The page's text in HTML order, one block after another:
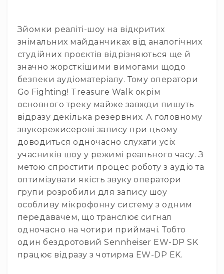
Прилади
LED
мультиспектральні
Прилади
LED
мултичіпові
Прилади
з
газоразрядною
лампою
Прилади
лазерні
Прилади
цифрові
Статичне
світло
Прилади
LED
Прилади
LED
Зйомки реаліті-шоу на відкритих
знімальних майданчиках від аналогічних
студійних проєктів відрізняються ще й
значно жорсткішими вимогами щодо
безпеки аудіоматеріалу. Тому оператори
Go Fighting! Treasure Walk окрім
основного треку майже завжди пишуть
відразу декілька резервних. А головному
звукорежисерові запису при цьому
доводиться одночасно слухати усіх
учасників шоу у режимі реального часу. З
метою спростити процес роботу з аудіо та
оптимізувати якість звуку оператори
групи розробили для запису шоу
особливу мікрофонну систему з одним
передавачем, що транслює сигнал
одночасно на чотири приймачі. Тобто
один бездротовий Sennheiser EW-DP SK
працює відразу з чотирма EW-DP EK.